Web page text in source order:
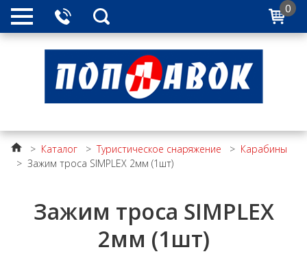
0
> Каталог >Туристическое снаряжение > Карабины
> Зажим троса SIMPLEX 2мм (1шт)
Зажим троса SIMPLEX
2мм (1шт)